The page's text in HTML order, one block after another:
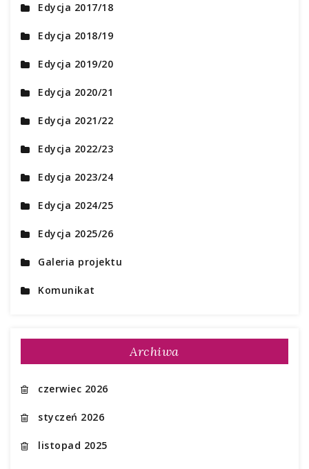
Edycja 2017/18
Edycja 2018/19
Edycja 2019/20
Edycja 2020/21
Edycja 2021/22
Edycja 2022/23
Edycja 2023/24
Edycja 2024/25
Edycja 2025/26
Galeria projektu
Komunikat
Archiwa
czerwiec 2026
styczeń 2026
listopad 2025